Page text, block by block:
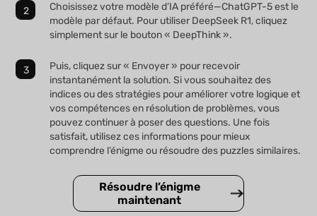
Choisissez votre modèle d’IA préféré—ChatGPT-5 est le
modèle par défaut. Pour utiliser DeepSeek R1, cliquez
simplement sur le bouton « DeepThink ».
Puis, cliquez sur « Envoyer » pour recevoir
instantanément la solution. Si vous souhaitez des
indices ou des stratégies pour améliorer votre logique et
vos compétences en résolution de problèmes, vous
pouvez continuer à poser des questions. Une fois
satisfait, utilisez ces informations pour mieux
comprendre l’énigme ou résoudre des puzzles similaires.
Résoudre l’énigme
maintenant